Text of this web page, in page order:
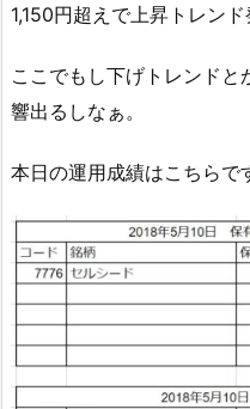
1,150円超えで上昇トレン
ここでもし下げトレンド
響出るしなぁ。
本日の運用成績はこちらで